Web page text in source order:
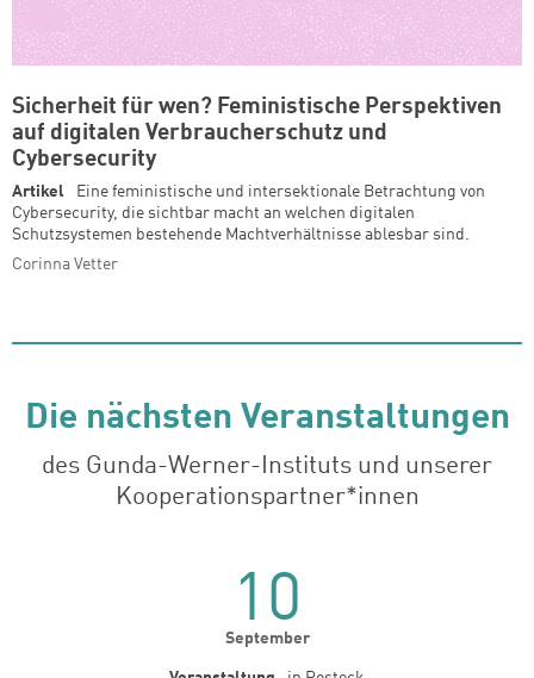
Sicherheit für wen? Feministische Perspektiven
auf digitalen Verbraucherschutz und
Cybersecurity
Artikel
Eine feministische und intersektionale Betrachtung von
Cybersecurity, die sichtbar macht an welchen digitalen
Schutzsystemen bestehende Machtverhältnisse ablesbar sind.
Corinna Vetter
Die nächsten Veranstaltungen
des Gunda-Werner-Instituts und unserer
Kooperationspartner*innen
10
September